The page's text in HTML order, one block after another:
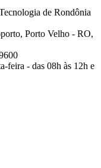
de Rondônia
Porto Velho - RO,
feira - das 08h às 12h e